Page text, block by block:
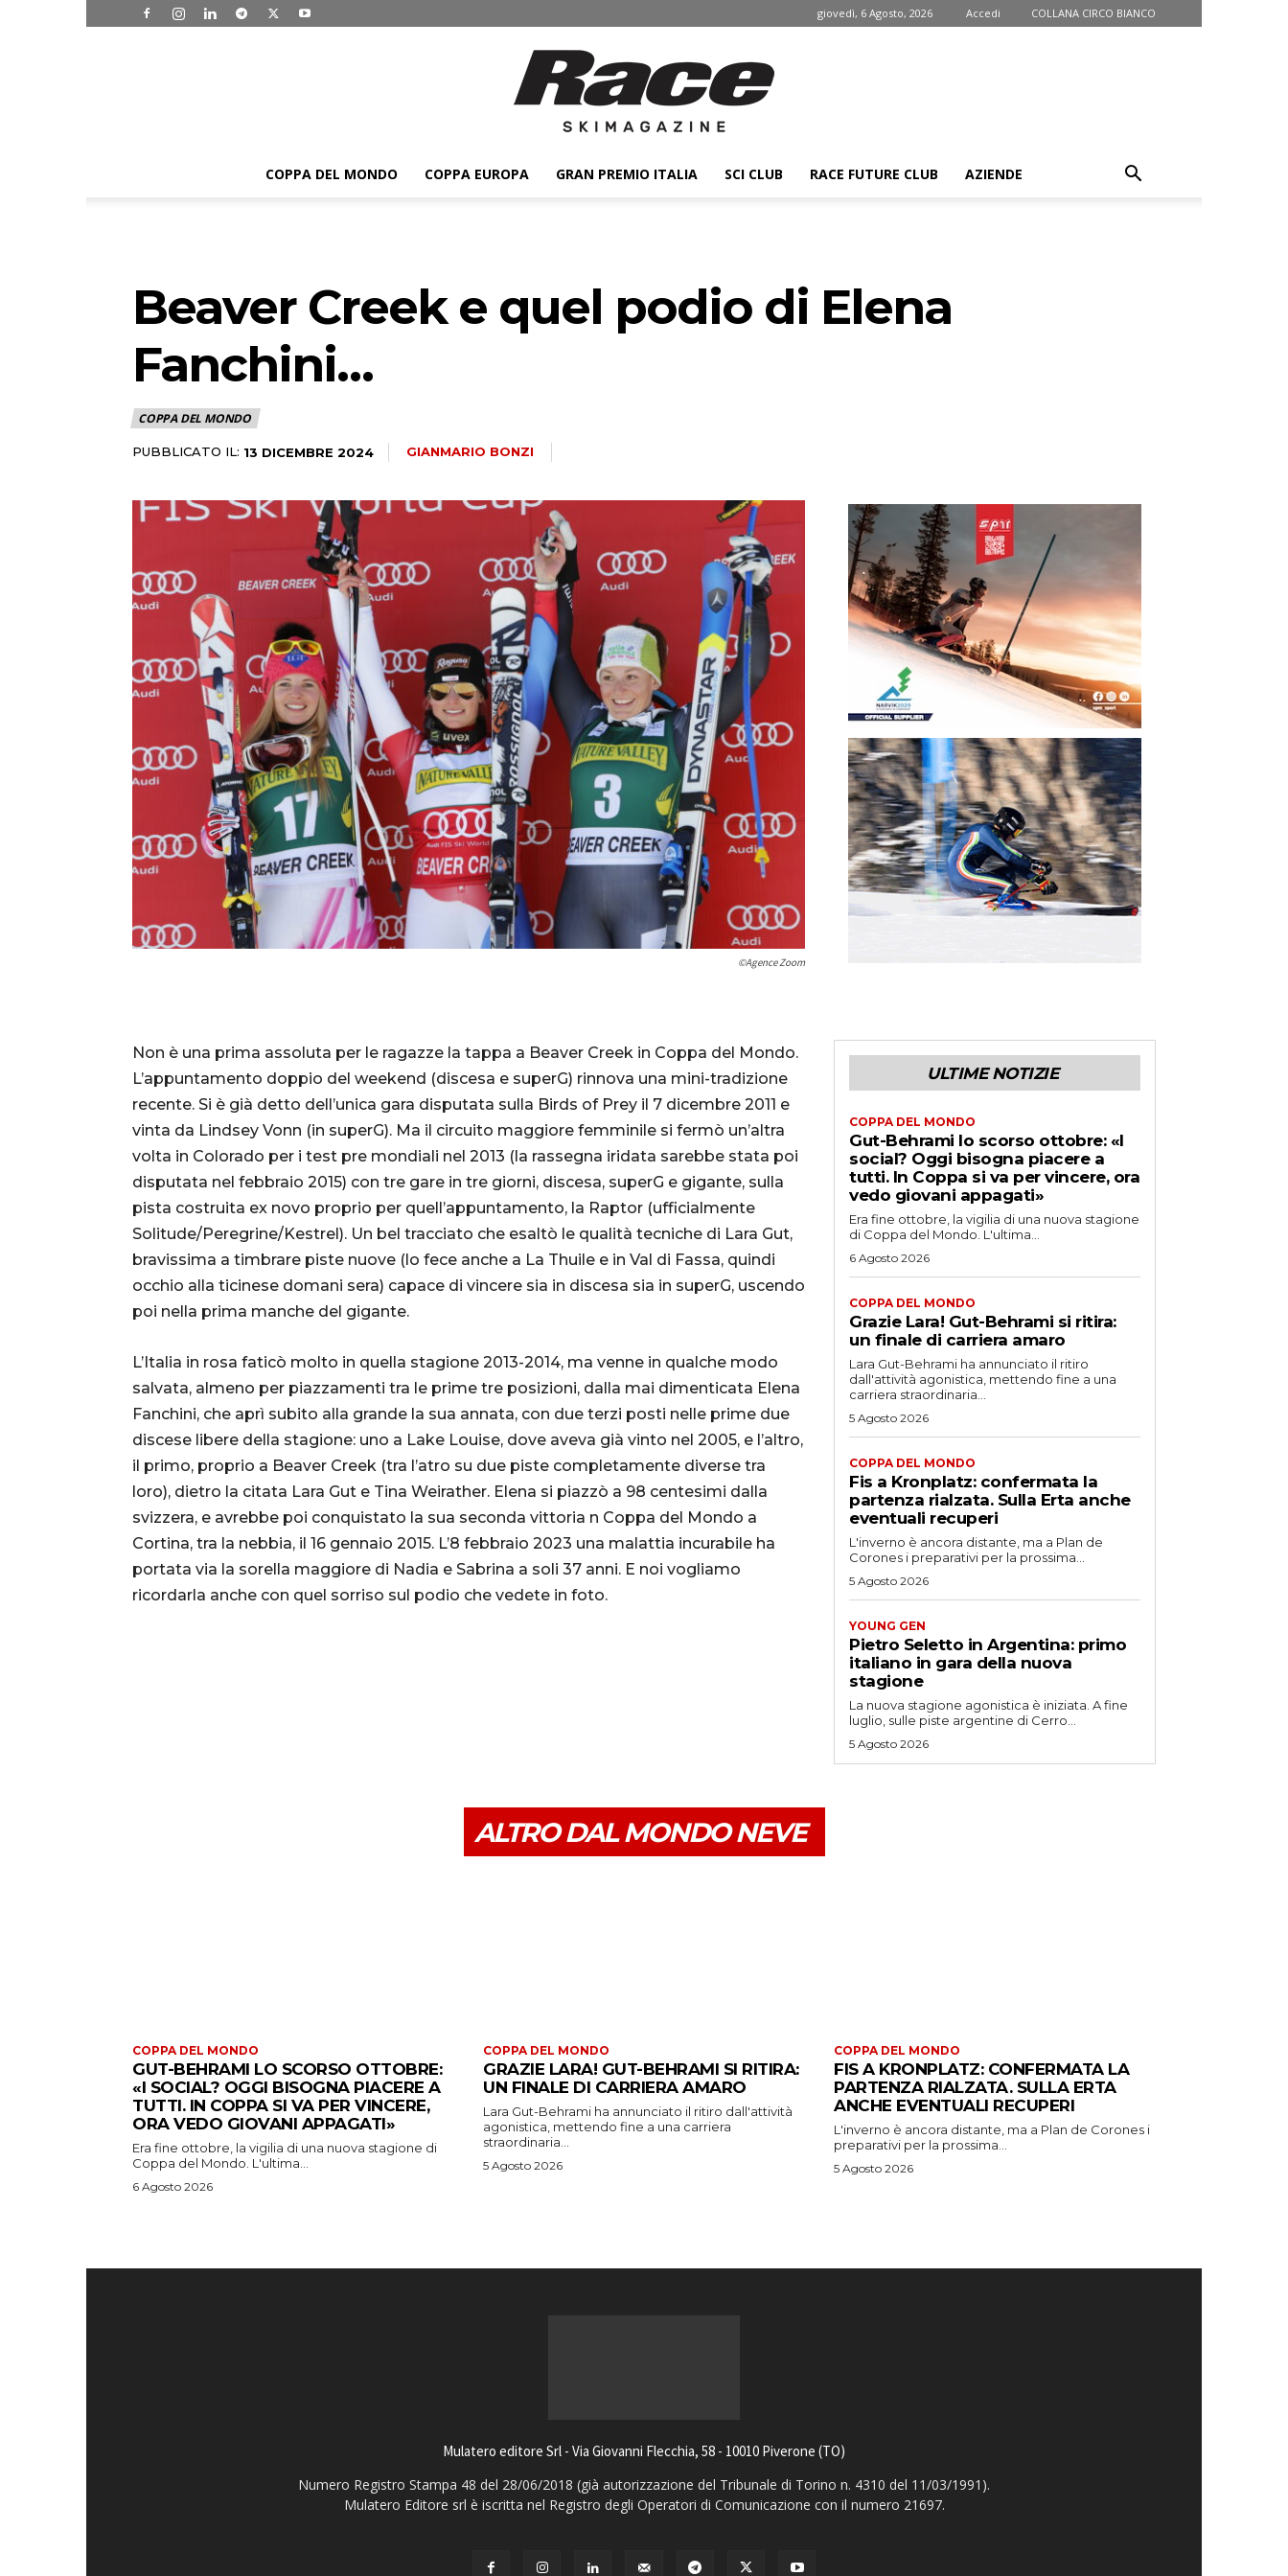
giovedì, 6 Agosto, 2026 Accedi COLLANA CIRCO BIANCO
ski
COPPA DEL MONDO COPPA EUROPA GRAN PREMIO ITALIA SCI CLUB RACE FUTURE CLUB AZIENDE
Beaver Creek e quel podio di Elena
Fanchini…
COPPA DEL MONDO
PUBBLICATO IL: 13 DICEMBRE 2024 GIANMARIO BONZI
©Agence Zoom
Non è una prima assoluta per le ragazze la tappa a Beaver Creek in Coppa del Mondo.
L’appuntamento doppio del weekend (discesa e superG) rinnova una mini-tradizione
recente. Si è già detto dell’unica gara disputata sulla Birds of Prey il 7 dicembre 2011 e
vinta da Lindsey Vonn (in superG). Ma il circuito maggiore femminile si fermò un’altra
volta in Colorado per i test pre mondiali nel 2013 (la rassegna iridata sarebbe stata poi
disputata nel febbraio 2015) con tre gare in tre giorni, discesa, superG e gigante, sulla
pista costruita ex novo proprio per quell’appuntamento, la Raptor (ufficialmente
Solitude/Peregrine/Kestrel). Un bel tracciato che esaltò le qualità tecniche di Lara Gut,
bravissima a timbrare piste nuove (lo fece anche a La Thuile e in Val di Fassa, quindi
occhio alla ticinese domani sera) capace di vincere sia in discesa sia in superG, uscendo
poi nella prima manche del gigante.
L’Italia in rosa faticò molto in quella stagione 2013-2014, ma venne in qualche modo
salvata, almeno per piazzamenti tra le prime tre posizioni, dalla mai dimenticata Elena
Fanchini, che aprì subito alla grande la sua annata, con due terzi posti nelle prime due
discese libere della stagione: uno a Lake Louise, dove aveva già vinto nel 2005, e l’altro,
il primo, proprio a Beaver Creek (tra l’atro su due piste completamente diverse tra
loro), dietro la citata Lara Gut e Tina Weirather. Elena si piazzò a 98 centesimi dalla
svizzera, e avrebbe poi conquistato la sua seconda vittoria n Coppa del Mondo a
Cortina, tra la nebbia, il 16 gennaio 2015. L’8 febbraio 2023 una malattia incurabile ha
portata via la sorella maggiore di Nadia e Sabrina a soli 37 anni. E noi vogliamo
ricordarla anche con quel sorriso sul podio che vedete in foto.
ULTIME NOTIZIE
COPPA DEL MONDO
Gut-Behrami lo scorso ottobre: «I
social? Oggi bisogna piacere a
tutti. In Coppa si va per vincere, ora
vedo giovani appagati»
Era fine ottobre, la vigilia di una nuova stagione
di Coppa del Mondo. L'ultima...
6 Agosto 2026
COPPA DEL MONDO
Grazie Lara! Gut-Behrami si ritira:
un finale di carriera amaro
Lara Gut-Behrami ha annunciato il ritiro
dall'attività agonistica, mettendo fine a una
carriera straordinaria...
5 Agosto 2026
COPPA DEL MONDO
Fis a Kronplatz: confermata la
partenza rialzata. Sulla Erta anche
eventuali recuperi
L'inverno è ancora distante, ma a Plan de
Corones i preparativi per la prossima...
5 Agosto 2026
YOUNG GEN
Pietro Seletto in Argentina: primo
italiano in gara della nuova
stagione
La nuova stagione agonistica è iniziata. A fine
luglio, sulle piste argentine di Cerro...
5 Agosto 2026
ALTRO DAL MONDO NEVE
COPPA DEL MONDO
GUT-BEHRAMI LO SCORSO OTTOBRE:
«I SOCIAL? OGGI BISOGNA PIACERE A
TUTTI. IN COPPA SI VA PER VINCERE,
ORA VEDO GIOVANI APPAGATI»
Era fine ottobre, la vigilia di una nuova stagione di
Coppa del Mondo. L'ultima...
6 Agosto 2026
COPPA DEL MONDO
GRAZIE LARA! GUT-BEHRAMI SI RITIRA:
UN FINALE DI CARRIERA AMARO
Lara Gut-Behrami ha annunciato il ritiro dall'attività
agonistica, mettendo fine a una carriera
straordinaria...
5 Agosto 2026
COPPA DEL MONDO
FIS A KRONPLATZ: CONFERMATA LA
PARTENZA RIALZATA. SULLA ERTA
ANCHE EVENTUALI RECUPERI
L'inverno è ancora distante, ma a Plan de Corones i
preparativi per la prossima...
5 Agosto 2026
Mulatero editore Srl - Via Giovanni Flecchia, 58 - 10010 Piverone (TO)
Numero Registro Stampa 48 del 28/06/2018 (già autorizzazione del Tribunale di Torino n. 4310 del 11/03/1991).
Mulatero Editore srl è iscritta nel Registro degli Operatori di Comunicazione con il numero 21697.